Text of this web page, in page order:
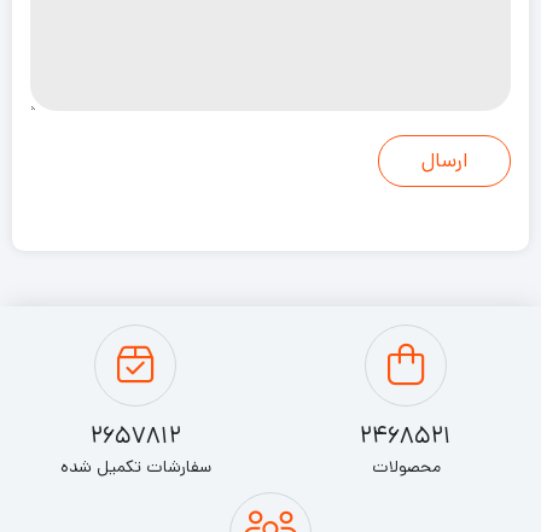
2468521
محصولات
2657812
سفارشات تکمیل شده